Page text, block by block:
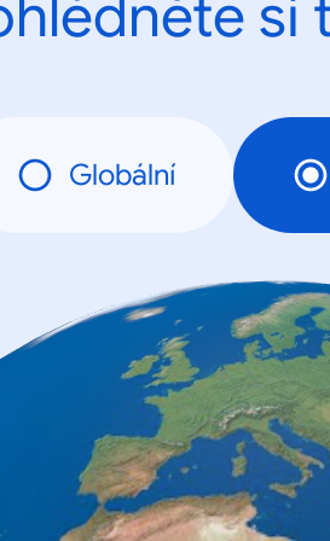
si
Globální